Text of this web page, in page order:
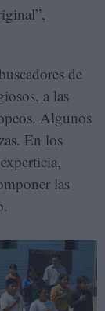
de
a las
Algunos
En los
las